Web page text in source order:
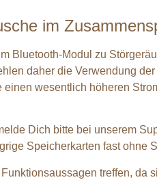
im
Bluetooth-Modul zu
daher die Verwendung
wesentlich höheren
Dich bitte bei unserem
Speicherkarten fast ohne
treffen,